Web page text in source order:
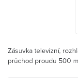
Zásuvka televizní,
průchod proudu 500